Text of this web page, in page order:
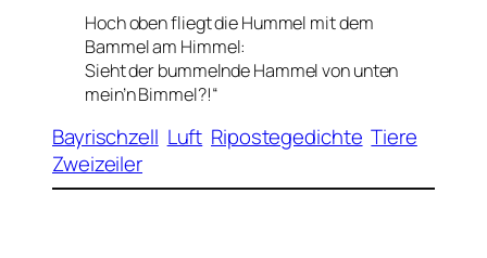
Hoch oben fliegt die Hummel mit dem
Bammel am Himmel:
Sieht der bummelnde Hammel von unten
mein’n Bimmel?!“
Bayrischzell Luft Ripostegedichte Tiere
Zweizeiler